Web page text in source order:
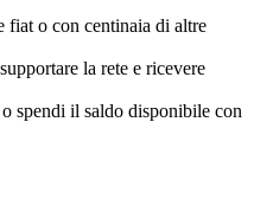
fiat o con centinaia di altre
la rete e ricevere
spendi il saldo disponibile con